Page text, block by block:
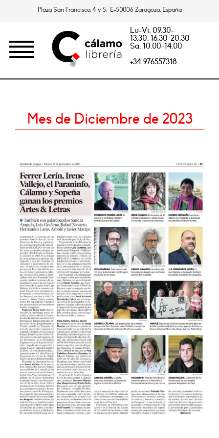
Plaza San Francisco, 4 y 5. E-50006 Zaragoza, España
Lu-Vi: 09.30-
13.30, 16.30-20.30
Sa: 10.00-14.00
+34 976557318
Mes de Diciembre de 2023